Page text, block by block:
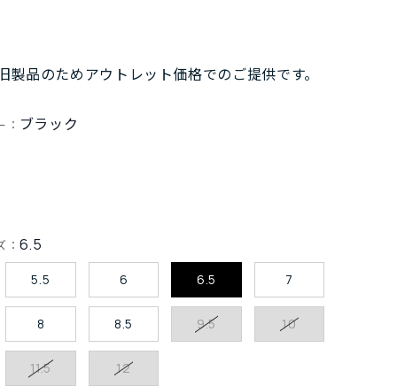
製品のためアウトレット価格でのご提供です。
： ブラック
： 6.5
5.5 6 6.5 7
8 8.5 9.5 10
11.5 12